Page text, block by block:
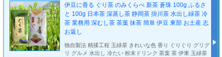
伊豆に香る ぐり茶 のみくらべ 新茶 蒼珠 100g ふるさ
と 100g 日本茶 深蒸し茶 静岡茶 掛川茶 水出し緑茶 冷
茶 業務用 深むし茶 茶葉 抹茶 簡単 伊豆 東部 お土産 志
お返し
独自製法 精揉工程 玉緑茶 きれいな色 香り ぐりぐり グリグ
リ グルメ 水出し 冷たい 粉末ドリンク 茶葉 茶 伊東 玉緑茶